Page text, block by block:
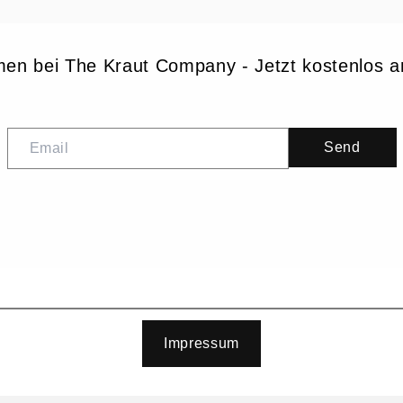
bei The Kraut Company - Jetzt kostenlos
Send
Impressum